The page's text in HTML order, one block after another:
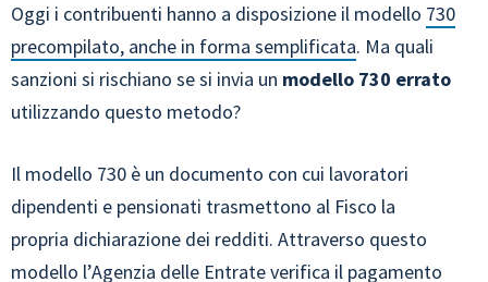
Oggi i contribuenti hanno a disposizione il modello 730
precompilato, anche in forma semplificata. Ma quali
sanzioni si rischiano se si invia un modello 730 errato
utilizzando questo metodo?
Il modello 730 è un documento con cui lavoratori
dipendenti e pensionati trasmettono al Fisco la
propria dichiarazione dei redditi. Attraverso questo
modello l’Agenzia delle Entrate verifica il pagamento